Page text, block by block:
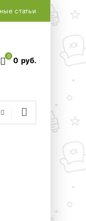
статьи
0 0 руб.